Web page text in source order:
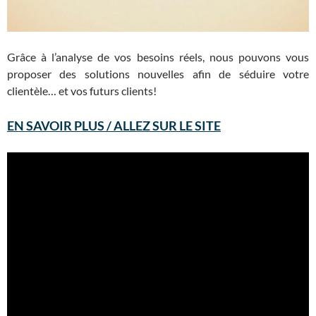
Grâce à l’analyse de vos besoins réels, nous pouvons vous
proposer des solutions nouvelles afin de séduire votre
clientèle… et vos futurs clients!
EN SAVOIR PLUS / ALLEZ SUR LE SITE